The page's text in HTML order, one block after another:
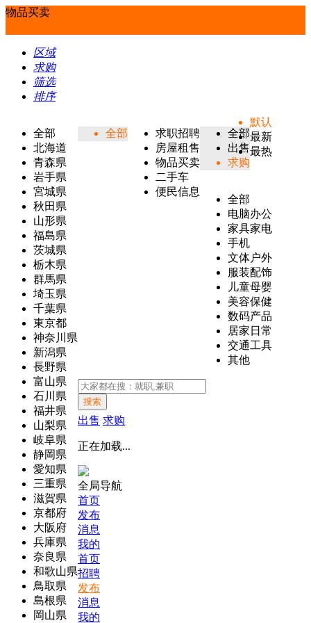
物品买卖
区域
求购
筛选
排序
全部
北海道
青森県
岩手県
宮城県
秋田県
山形県
福島県
茨城県
栃木県
群馬県
埼玉県
千葉県
東京都
神奈川県
新潟県
長野県
富山県
石川県
福井県
山梨県
岐阜県
静岡県
愛知県
三重県
滋賀県
京都府
大阪府
兵庫県
奈良県
和歌山県
鳥取県
島根県
岡山県
全部
求职招聘
房屋租售
物品买卖
二手车
便民信息
全部
出售
求购
全部
电脑办公
家具家电
手机
文体户外
服装配饰
儿童母婴
美容保健
数码产品
居家日常
交通工具
其他
默认
最新
最热
搜索
出售 求购
正在加载...
全局导航
首页
发布
消息
我的
首页
招聘
发布
消息
我的